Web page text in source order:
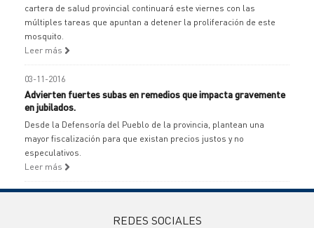
cartera de salud provincial continuará este viernes con las
múltiples tareas que apuntan a detener la proliferación de este
mosquito.
Leer más
03-11-2016
Advierten fuertes subas en remedios que impacta gravemente
en jubilados.
Desde la Defensoría del Pueblo de la provincia, plantean una
mayor fiscalización para que existan precios justos y no
especulativos.
Leer más
REDES SOCIALES